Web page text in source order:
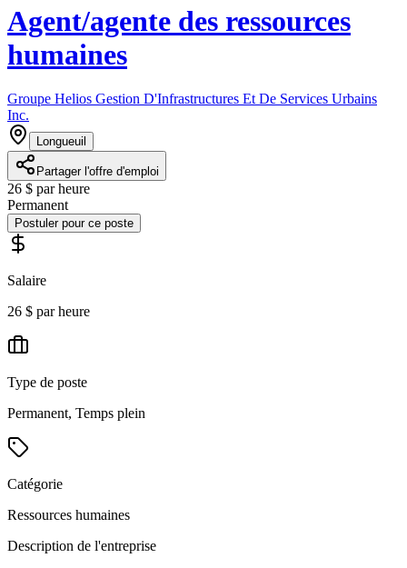
Agent/agente des ressources
humaines
Groupe Helios Gestion D'Infrastructures Et De Services Urbains
Inc.
Longueuil
Partager l'offre d'emploi
26 $ par heure
Permanent
Postuler pour ce poste
Salaire
26 $ par heure
Type de poste
Permanent, Temps plein
Catégorie
Ressources humaines
Description de l'entreprise